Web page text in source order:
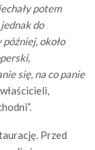
potem
do
około
się, na co panie
Przed